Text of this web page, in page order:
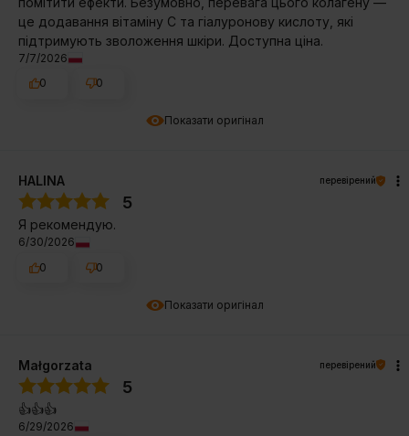
Показати оригінал
це додавання вітаміну C та гіалуронову кислоту, які
підтримують зволоження шкіри. Доступна ціна.
7/7/2026
0
0
Показати оригінал
HALINA перевірений
5
Я рекомендую.
6/30/2026
0
0
Małgorzata перевірений
5
👍️👍️👍️
6/29/2026